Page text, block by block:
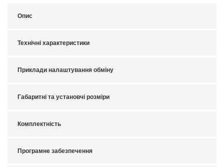
Опис
Технічні характеристики
Приклади налаштування обміну
Габаритні та установчі розміри
Комплектність
Програмне забезпечення